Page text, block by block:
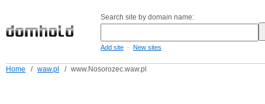
Search site by domain name:
Add site - New sites
Home / waw.pl / www.Nosorozec.waw.pl